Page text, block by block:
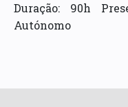
Duração: 90h
Autónomo